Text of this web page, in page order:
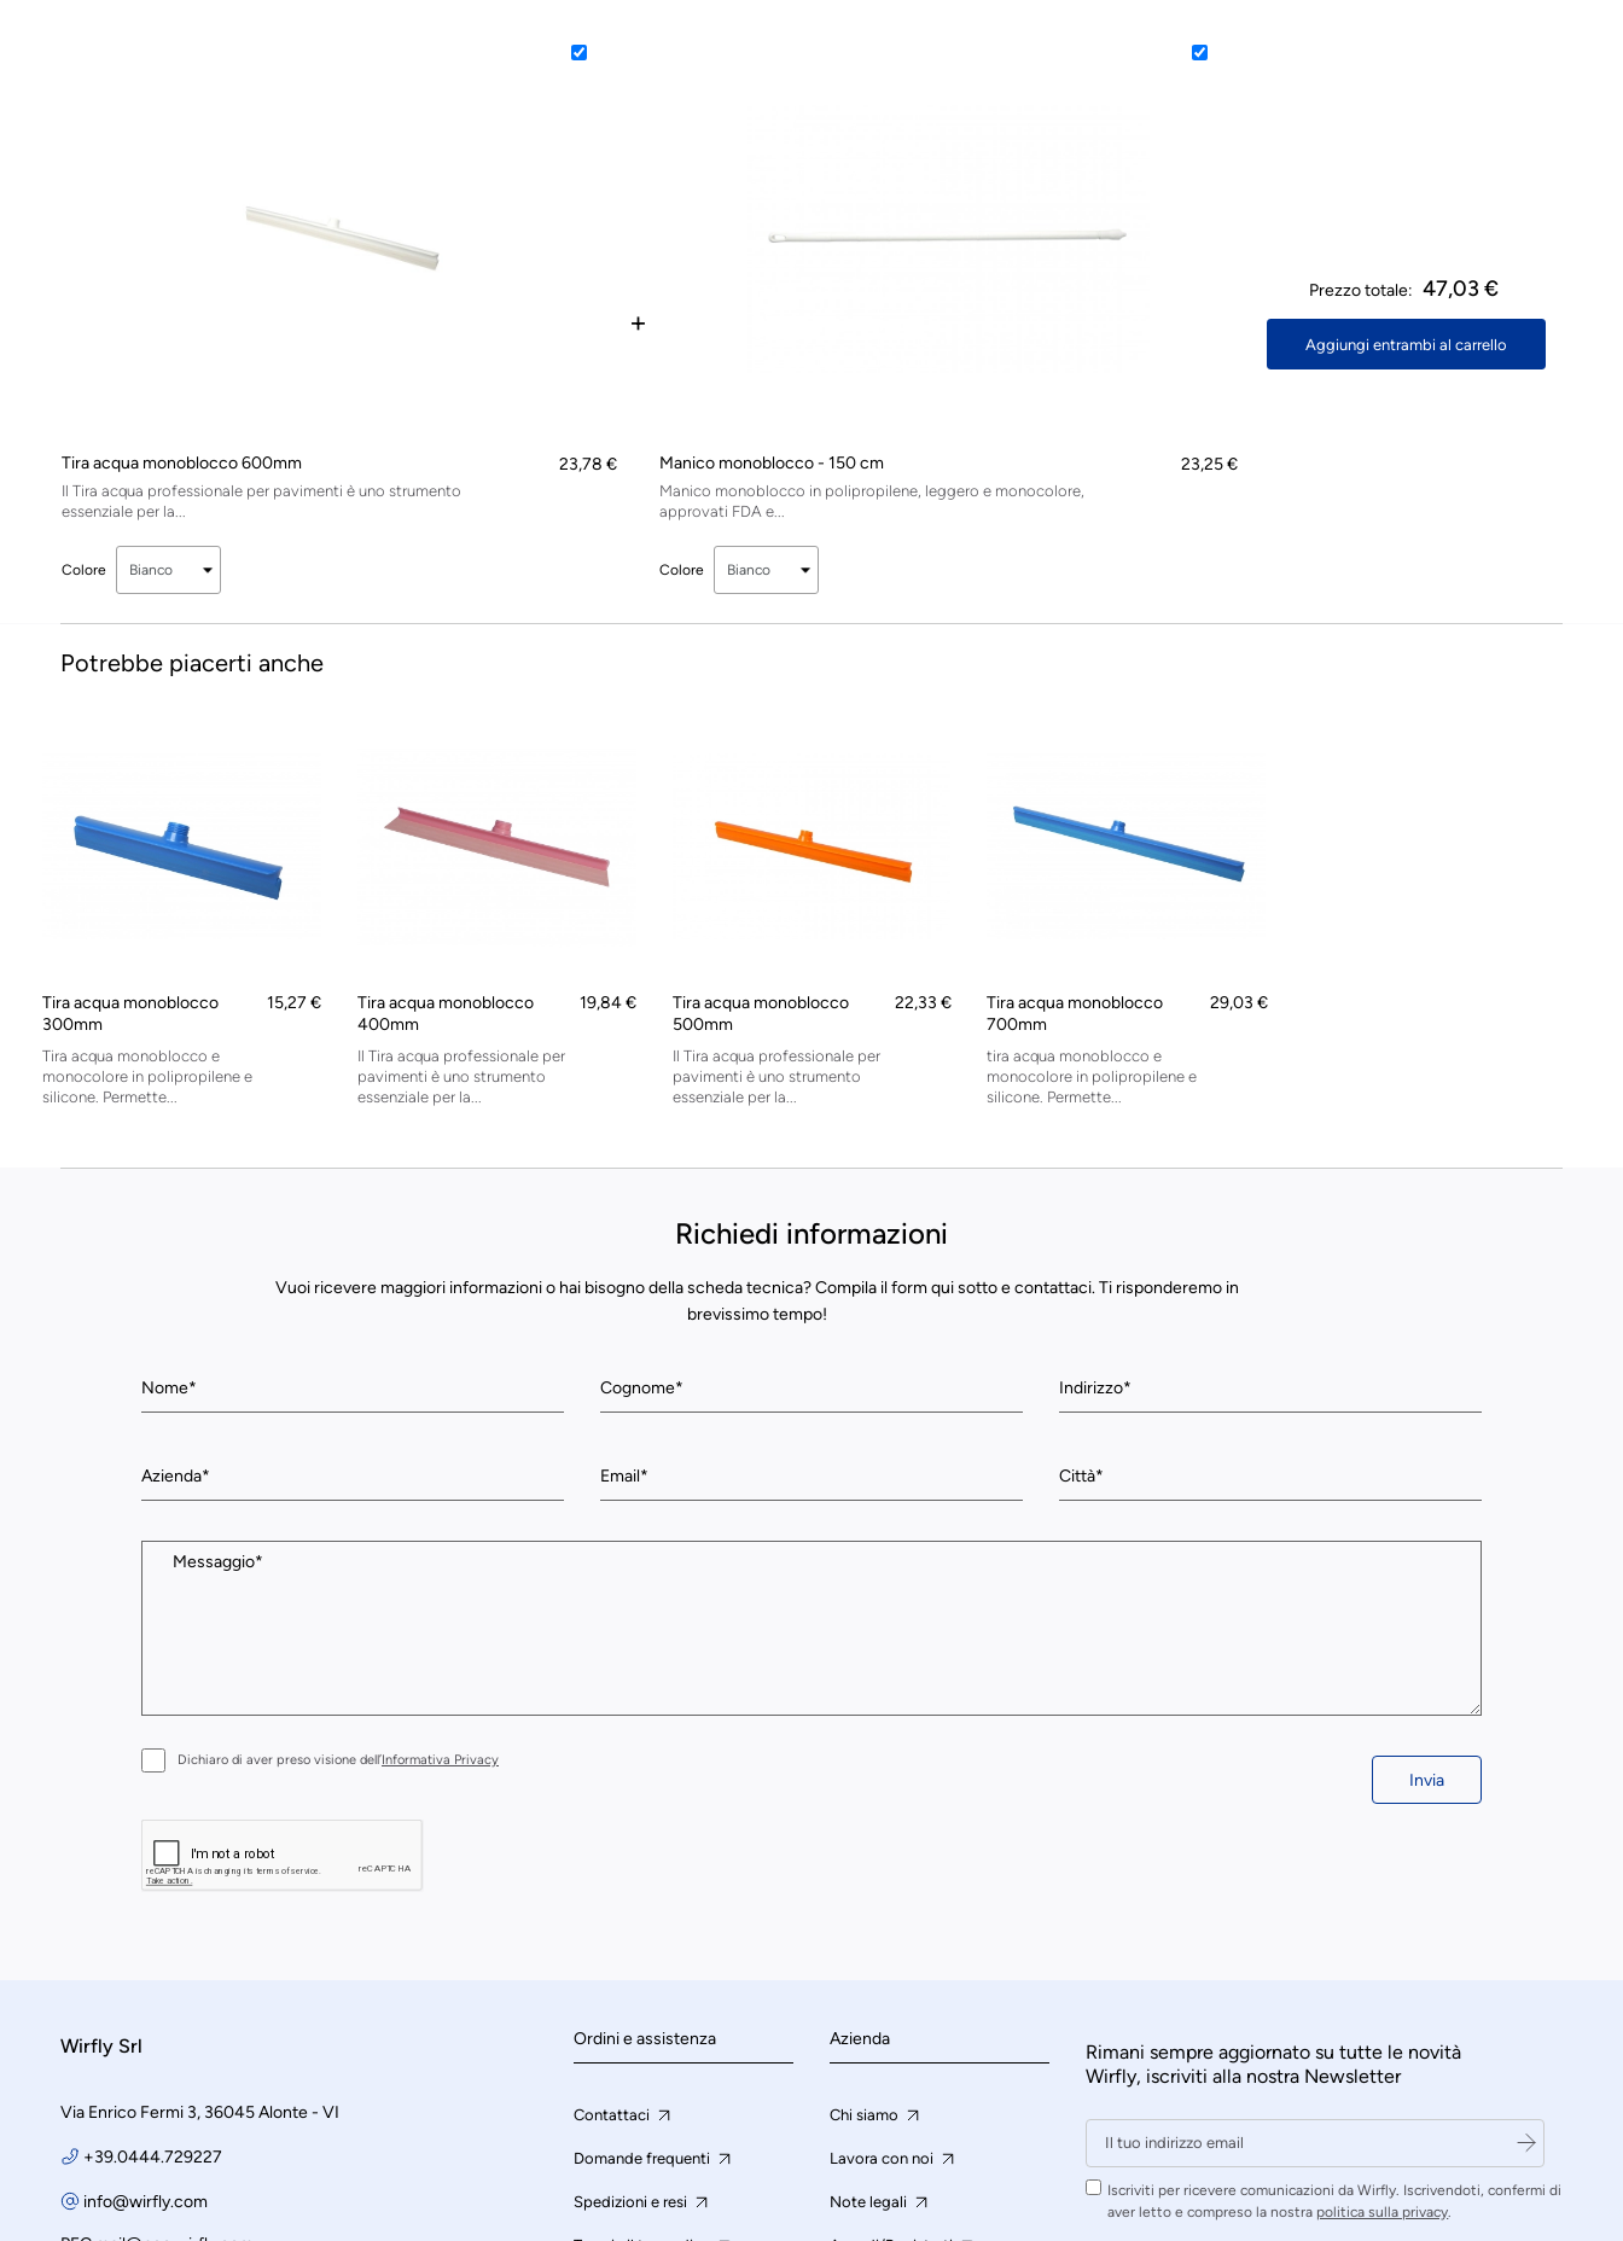
Tira acqua monoblocco 600mm
Il Tira acqua professionale per pavimenti è uno strumento
essenziale per la...
23,78 €
Colore
+
Manico monoblocco - 150 cm
Manico monoblocco in polipropilene, leggero e monocolore,
approvati FDA e...
23,25 €
Colore
Prezzo totale: 47,03 €
Aggiungi entrambi al carrello
Potrebbe piacerti anche
Tira acqua monoblocco
300mm
Tira acqua monoblocco e
monocolore in polipropilene e
silicone. Permette...
15,27 €
Tira acqua monoblocco
400mm
Il Tira acqua professionale per
pavimenti è uno strumento
essenziale per la...
19,84 €
Tira acqua monoblocco
500mm
Il Tira acqua professionale per
pavimenti è uno strumento
essenziale per la...
22,33 €
Tira acqua monoblocco
700mm
tira acqua monoblocco e
monocolore in polipropilene e
silicone. Permette...
29,03 €
Richiedi informazioni
Vuoi ricevere maggiori informazioni o hai bisogno della scheda tecnica? Compila il form qui sotto e contattaci. Ti risponderemo in
brevissimo tempo!
Dichiaro di aver preso visione dell’Informativa Privacy
Invia
Wirfly Srl
Via Enrico Fermi 3, 36045 Alonte - VI
+39.0444.729227
info@wirfly.com
Ordini e assistenza
Contattaci
Domande frequenti
Spedizioni e resi
Azienda
Chi siamo
Lavora con noi
Note legali
Rimani sempre aggiornato su tutte le novità
Wirfly, iscriviti alla nostra Newsletter
Iscriviti per ricevere comunicazioni da Wirfly. Iscrivendoti, confermi di
aver letto e compreso la nostra politica sulla privacy